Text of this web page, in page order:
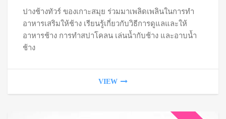
ปางช้างทัวร์ ของเกาะสมุย ร่วมมาเพลิดเพลินในการทำ
อาหารเสริมให้ช้าง เรียนรู้เกี่ยวกับวิธีการดูแลและให้
อาหารช้าง การทำสปาโคลน เล่นน้ำกับช้าง และอาบน้ำ
ช้าง
VIEW